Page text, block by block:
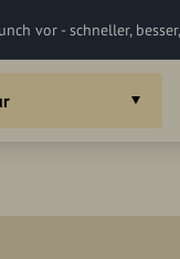
vor - schneller,